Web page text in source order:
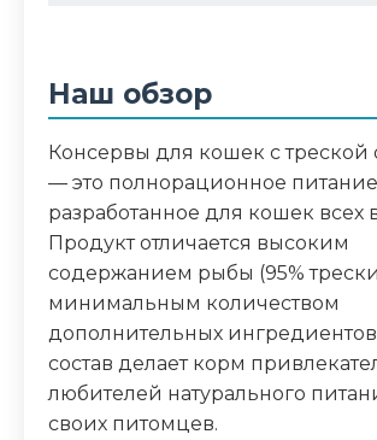
сырой протеин 25,0 г, сырой
влажность не более 76%,
фосфор 0,26 г, таурин 14 мг,
3000 МЕ, витамин D 170 МЕ,
3,8 МЕ, цинк 7,5 мг, магний
Дополнительные
таурин, витамины A, D, E, цинк,
Наш обзор
Консервы для кошек с треской
— это полнорационное
разработанное для кошек всех
Продукт отличается высоким
содержанием рыбы (95%
минимальным количеством
дополнительных
состав делает корм
любителей натурального
своих питомцев.